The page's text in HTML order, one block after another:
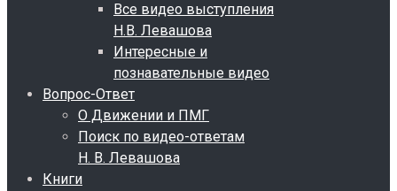
Все видео выступления
Н.В. Левашова
Интересные и
познавательные видео
Вопрос-Ответ
О Движении и ПМГ
Поиск по видео-ответам
Н. В. Левашова
Книги